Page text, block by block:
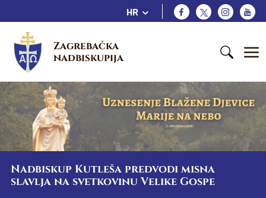
HR
Zagrebačka
nadbiskupija
Nadbiskup Kutleša predvodi misna
slavlja na svetkovinu Velike Gospe